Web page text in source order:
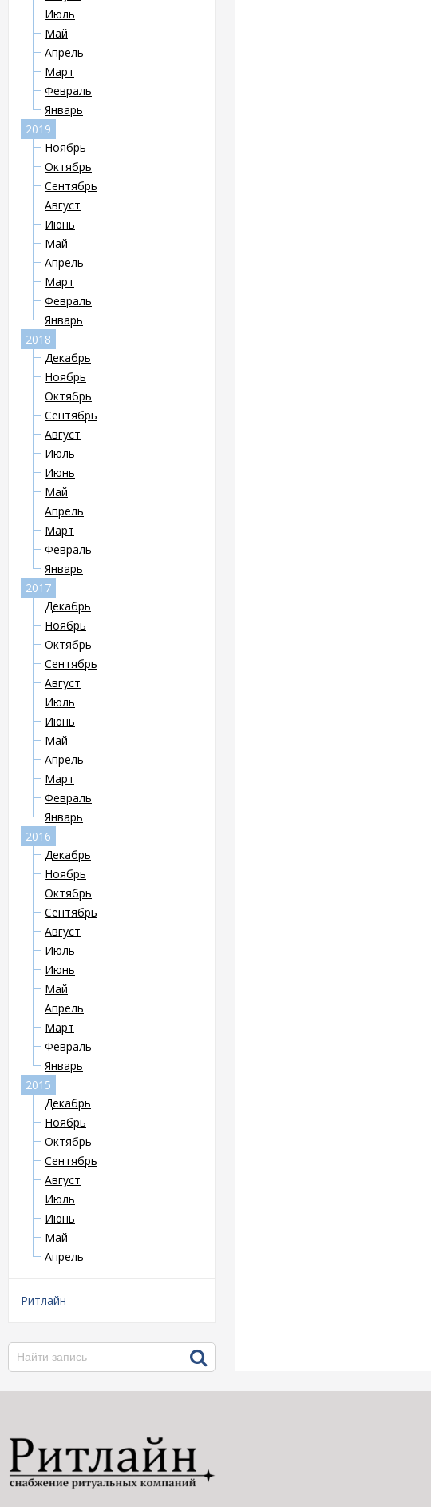
Июль
Май
Апрель
Март
Февраль
Январь
2019
Ноябрь
Октябрь
Сентябрь
Август
Июнь
Май
Апрель
Март
Февраль
Январь
2018
Декабрь
Ноябрь
Октябрь
Сентябрь
Август
Июль
Июнь
Май
Апрель
Март
Февраль
Январь
2017
Декабрь
Ноябрь
Октябрь
Сентябрь
Август
Июль
Июнь
Май
Апрель
Март
Февраль
Январь
2016
Декабрь
Ноябрь
Октябрь
Сентябрь
Август
Июль
Июнь
Май
Апрель
Март
Февраль
Январь
2015
Декабрь
Ноябрь
Октябрь
Сентябрь
Август
Июль
Июнь
Май
Апрель
Ритлайн